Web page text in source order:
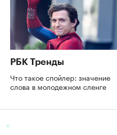
РБК Тренды
Что такое спойлер: значение
слова в молодежном сленге